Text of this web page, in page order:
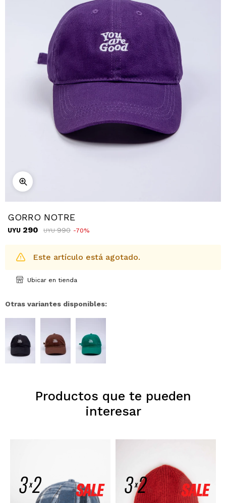
GORRO NOTRE
UYU 290 UYU 990 70
Este artículo está agotado.
Ubicar en tienda
Otras variantes disponibles:
Productos que te pueden
interesar